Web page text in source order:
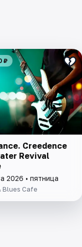
₽
Creedence
Revival
2026 • пятница
Blues Cafe